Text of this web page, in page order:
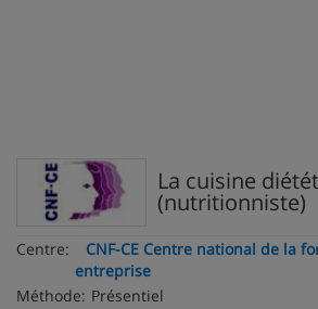
La cuisine
(nutritionniste)
Centre:
CNF-CE Centre national de la
entreprise
Méthode: Présentiel